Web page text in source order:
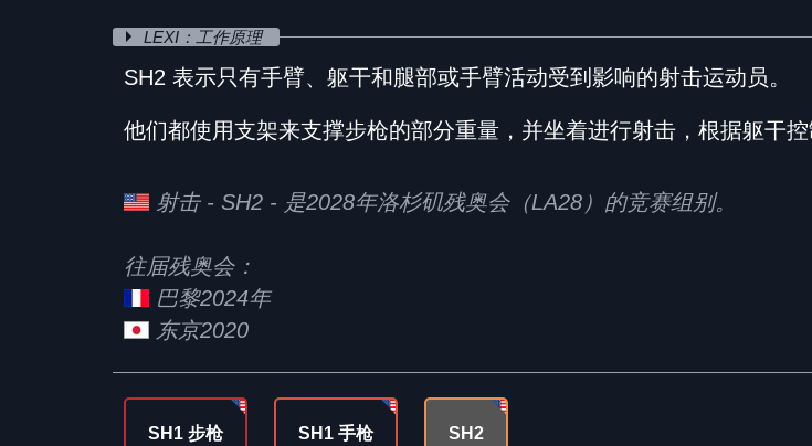
LEXI：工作原理
SH2 表示只有手臂、躯干和腿部或手臂活动受到影响的射击运动员。
他们都使用支架来支撑步枪的部分重量，并坐着进行射击，根据躯干控
射击 - SH2 - 是2028年洛杉矶残奥会（LA28）的竞赛组别。
往届残奥会：
巴黎2024年
东京2020
SH1 步枪 SH1 手枪 SH2